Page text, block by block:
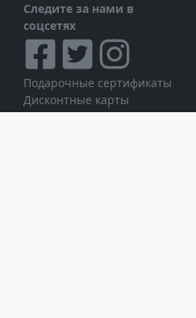
Следите за нами в
соцсетях
Подарочные сертификаты
Дисконтные карты
Новости